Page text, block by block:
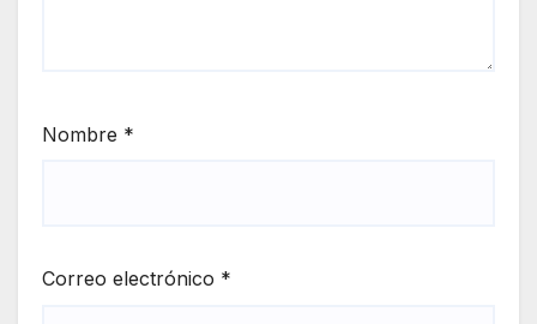
Nombre *
Correo electrónico *